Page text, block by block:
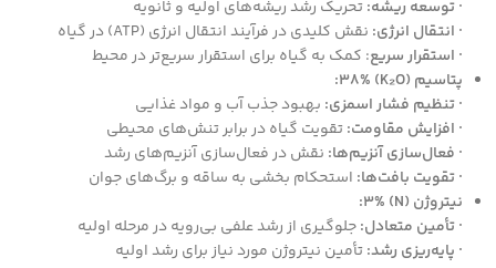
· توسعه ریشه:تحریک رشد ریشه‌های اولیه و ثانویه
· انتقال انرژی: نقش کلیدی در فرآیند انتقال انرژی (ATP) در گیاه
· استقرار سریع: کمک به گیاه برای استقرار سریع‌تر در محیط
پتاسیم (K₂O) 38%:
· تنظیم فشار اسمزی: بهبود جذب آب و مواد غذایی
· افزایش مقاومت:تقویت گیاه در برابر تنش‌های محیطی
· فعال‌سازی آنزیم‌ها: نقش در فعال‌سازی آنزیم‌های رشد
· تقویت بافت‌ها: استحکام بخشی به ساقه و برگ‌های جوان
نیتروژن (N) 3%:
· تأمین متعادل:جلوگیری از رشد علفی بی‌رویه در مرحله اولیه
· پایه‌ریزی رشد:تأمین نیتروژن مورد نیاز برای رشد اولیه